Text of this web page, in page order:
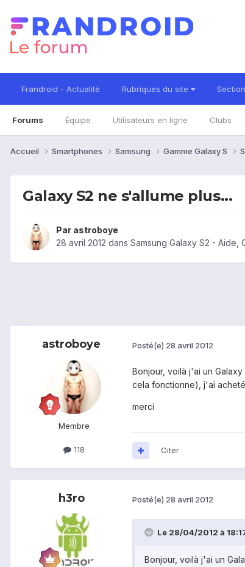
Frandroid - Actualité Rubriques du site
Forums Équipe Utilisateurs en ligne Clubs
Accueil Smartphones Samsung Gamme Galaxy S
Galaxy S2 ne s'allume plus...
Par astroboye
28 avril 2012 dans Samsung Galaxy S2 - Aide,
astroboye
Membre
118
Posté(e) 28 avril 2012
Bonjour, voilà j'ai un
cela fonctionne), j'ai
merci
Citer
h3ro Posté(e) 28 avril 2012
Le 28/04/2012 à
Bonjour, voilà j'ai un